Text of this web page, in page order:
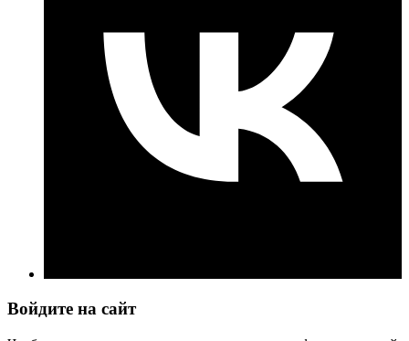
Войдите на сайт